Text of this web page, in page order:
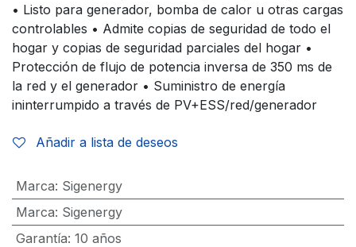
• Listo para generador, bomba de calor u otras cargas
controlables • Admite copias de seguridad de todo el
hogar y copias de seguridad parciales del hogar •
Protección de flujo de potencia inversa de 350 ms de
la red y el generador • Suministro de energía
ininterrumpido a través de PV+ESS/red/generador
Añadir a lista de deseos
Marca: Sigenergy
Marca: Sigenergy
Garantía: 10 años